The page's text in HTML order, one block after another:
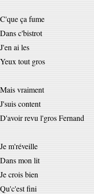
C'que ça fume
Dans c'bistrot
J'en ai les
Yeux tout gros
Mais vraiment
J'suis content
D'avoir revu l'gros Fernand
Je m'réveille
Dans mon lit
Je crois bien
Qu'c'est fini